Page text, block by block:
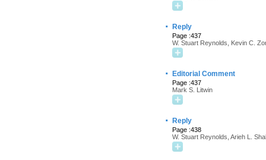
· Reply
Page :437
W. Stuart Reynolds, Kevin C.
· Editorial Comment
Page :437
Mark S. Litwin
· Reply
Page :438
W. Stuart Reynolds, Arieh L.